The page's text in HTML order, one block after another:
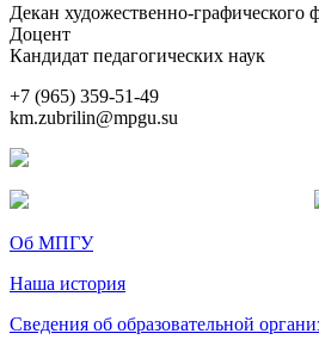
Декан художественно-графического
Доцент
Кандидат педагогических наук
+7 (965) 359-51-49
km.zubrilin@mpgu.su
Об МПГУ
Наша история
Сведения об образовательной